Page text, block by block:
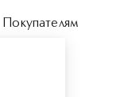
Покупателям